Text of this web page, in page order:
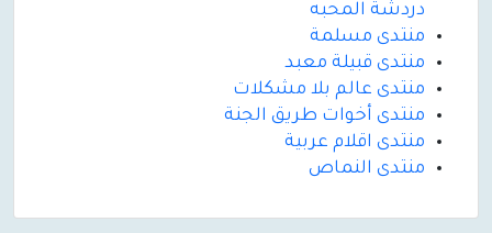
دردشة المحبه
منتدى مسلمة
منتدى قبيلة معبد
منتدى عالم بلا مشكلات
منتدى أخوات طريق الجنة
منتدى اقلام عربية
منتدى النماص